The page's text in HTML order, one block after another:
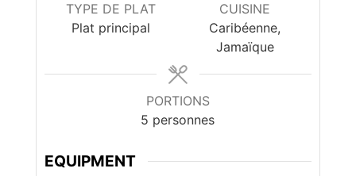
TYPE DE PLAT
Plat principal
CUISINE
Caribéenne,
Jamaïque
PORTIONS
5 personnes
EQUIPMENT